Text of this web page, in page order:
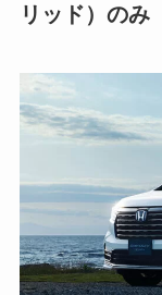
リッド）のみ